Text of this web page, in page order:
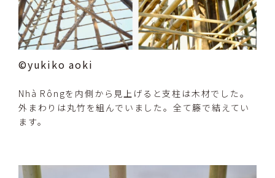
©yukiko aoki
Nhà Rôngを内側から見上げると支柱は木材でした。
外まわりは丸竹を組んでいました。全て籐で結えてい
ます。